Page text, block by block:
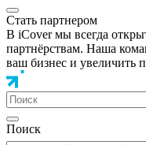
Стать партнером
В iCover мы всегда
партнёрствам. Наша
ваш бизнес и увеличить
Поиск